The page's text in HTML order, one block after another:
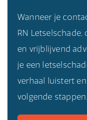
Wanneer je
RN Letselschade,
en vrijblijvend
je een
verhaal luistert
volgende stappen.